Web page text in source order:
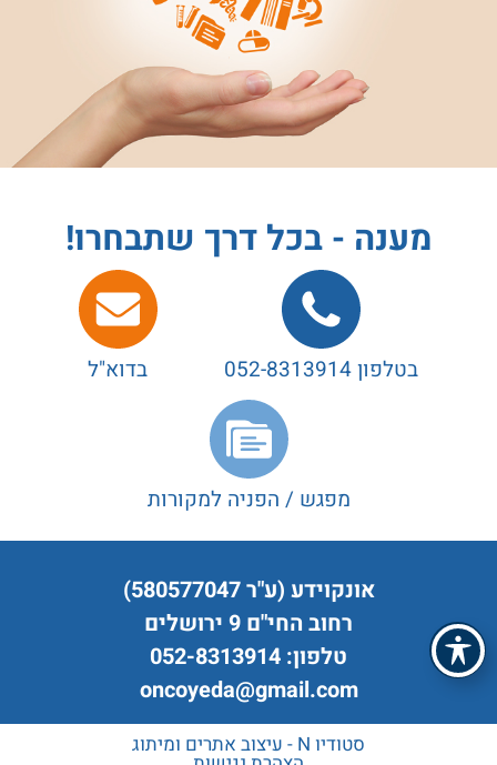
מענה - בכל דרך שתבחרו!
בטלפון 052-8313914 בדוא"ל
מפגש / הפניה למקורות
אונקוידע (ע"ר 580577047)
רחוב החי"ם 9 ירושלים
טלפון: 052-8313914
oncoyeda@gmail.com
סטודיו N - עיצוב אתרים ומיתוג